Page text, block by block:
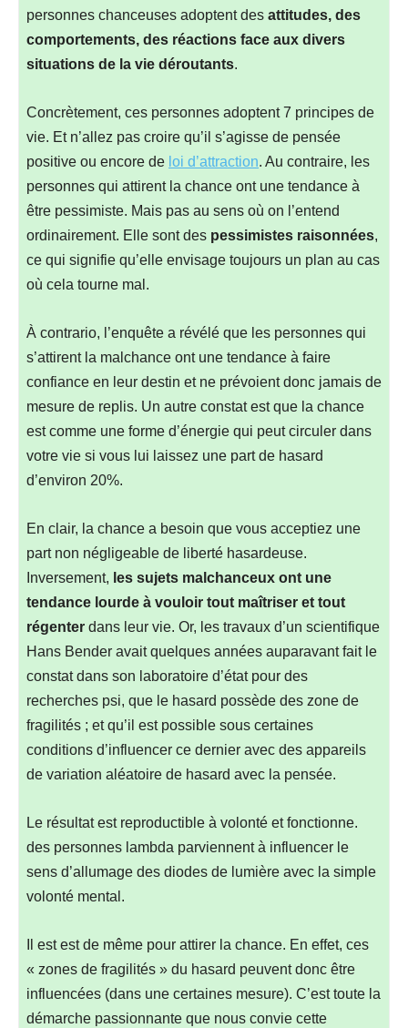
personnes chanceuses adoptent des attitudes, des
comportements, des réactions face aux divers
situations de la vie déroutants.
Concrètement, ces personnes adoptent 7 principes de
vie. Et n’allez pas croire qu’il s’agisse de pensée
positive ou encore de loi d’attraction. Au contraire, les
personnes qui attirent la chance ont une tendance à
être pessimiste. Mais pas au sens où on l’entend
ordinairement. Elle sont des pessimistes raisonnées,
ce qui signifie qu’elle envisage toujours un plan au cas
où cela tourne mal.
À contrario, l’enquête a révélé que les personnes qui
s’attirent la malchance ont une tendance à faire
confiance en leur destin et ne prévoient donc jamais de
mesure de replis. Un autre constat est que la chance
est comme une forme d’énergie qui peut circuler dans
votre vie si vous lui laissez une part de hasard
d’environ 20%.
En clair, la chance a besoin que vous acceptiez une
part non négligeable de liberté hasardeuse.
Inversement, les sujets malchanceux ont une
tendance lourde à vouloir tout maîtriser et tout
régenter dans leur vie. Or, les travaux d’un scientifique
Hans Bender avait quelques années auparavant fait le
constat dans son laboratoire d’état pour des
recherches psi, que le hasard possède des zone de
fragilités ; et qu’il est possible sous certaines
conditions d’influencer ce dernier avec des appareils
de variation aléatoire de hasard avec la pensée.
Le résultat est reproductible à volonté et fonctionne.
des personnes lambda parviennent à influencer le
sens d’allumage des diodes de lumière avec la simple
volonté mental.
Il est est de même pour attirer la chance. En effet, ces
« zones de fragilités » du hasard peuvent donc être
influencées (dans une certaines mesure). C’est toute la
démarche passionnante que nous convie cette